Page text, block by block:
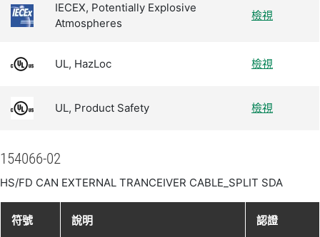
IECEX, Potentially Explosive
Atmospheres
檢視
UL, HazLoc 檢視
UL, Product Safety 檢視
154066-02
HS/FD CAN EXTERNAL TRANCEIVER CABLE_SPLIT SDA
符號 說明 認證